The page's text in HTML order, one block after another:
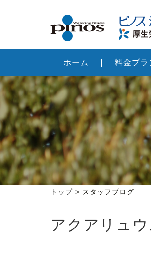
ホーム 料金プラ
トップ > スタッフブログ
アクアリュ